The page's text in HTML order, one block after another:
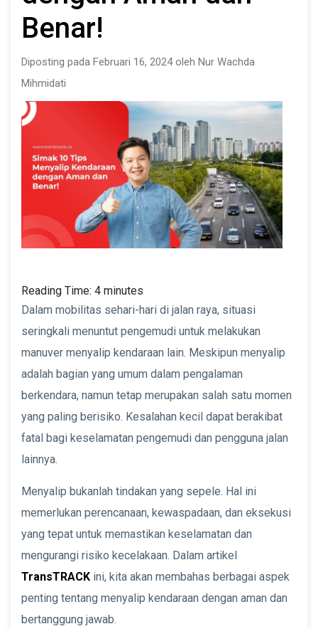
Benar!
Diposting pada Februari 16, 2024 oleh Nur Wachda
Mihmidati
Reading Time: 4 minutes
Dalam mobilitas sehari-hari di jalan raya, situasi
seringkali menuntut pengemudi untuk melakukan
manuver menyalip kendaraan lain. Meskipun menyalip
adalah bagian yang umum dalam pengalaman
berkendara, namun tetap merupakan salah satu momen
yang paling berisiko. Kesalahan kecil dapat berakibat
fatal bagi keselamatan pengemudi dan pengguna jalan
lainnya.
Menyalip bukanlah tindakan yang sepele. Hal ini
memerlukan perencanaan, kewaspadaan, dan eksekusi
yang tepat untuk memastikan keselamatan dan
mengurangi risiko kecelakaan. Dalam artikel
TransTRACK ini, kita akan membahas berbagai aspek
penting tentang menyalip kendaraan dengan aman dan
bertanggung jawab.